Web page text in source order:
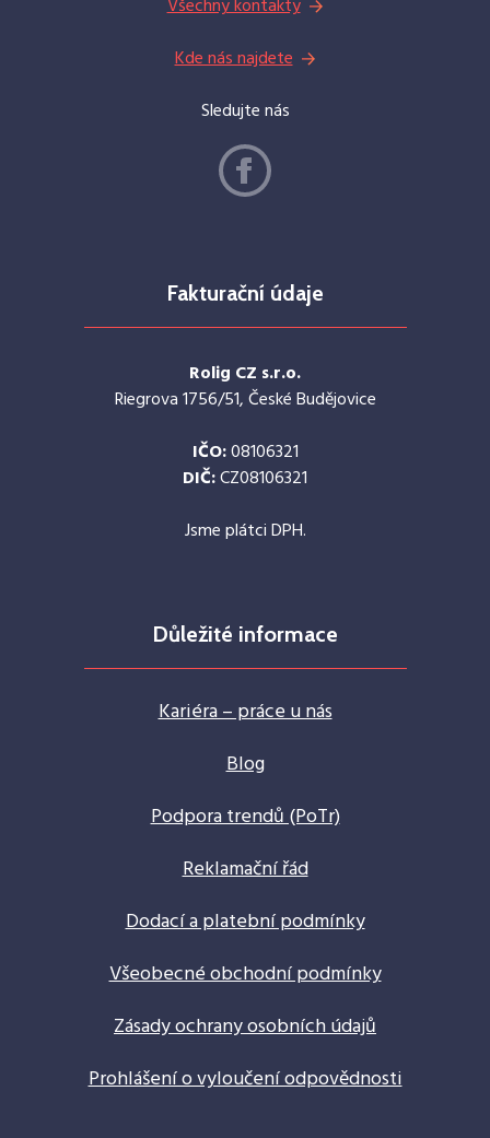
Všechny kontakty
Kde nás najdete
Sledujte nás
Fakturační údaje
Rolig CZ s.r.o.
Riegrova 1756/51, České Budějovice
IČO:08106321
DIČ:CZ08106321
Jsme plátci DPH.
Důležité informace
Kariéra – práce u nás
Blog
Podpora trendů (PoTr)
Reklamační řád
Dodací a platební podmínky
Všeobecné obchodní podmínky
Zásady ochrany osobních údajů
Prohlášení o vyloučení odpovědnosti